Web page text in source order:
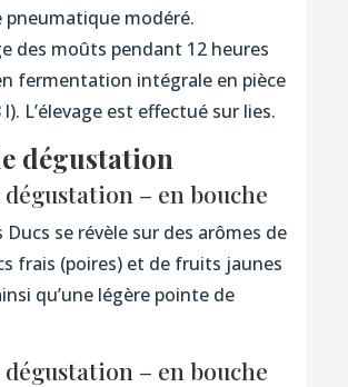
pneumatique modéré.
des moûts pendant 12 heures
fermentation intégrale en pièce
L’élevage est effectué sur lies.
dégustation
dégustation – en bouche
Ducs se révèle sur des arômes de
frais (poires) et de fruits jaunes
qu’une légère pointe de
dégustation – en bouche